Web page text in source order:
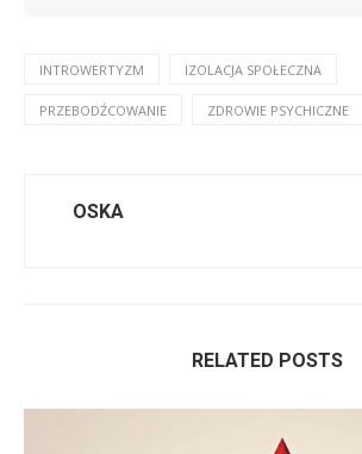
INTROWERTYZM IZOLACJA SPOŁECZNA
PRZEBODŹCOWANIE ZDROWIE PSYCHICZNE
OSKA
RELATED POSTS